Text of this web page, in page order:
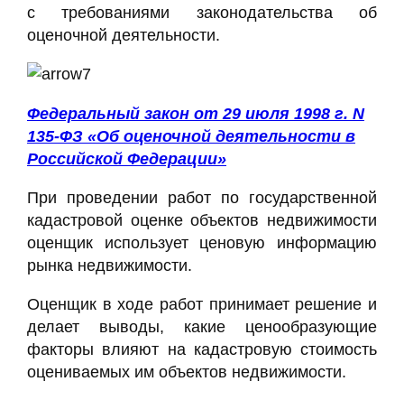
с требованиями законодательства об
оценочной деятельности.
Федеральный закон от 29 июля 1998 г. N
135-ФЗ «Об оценочной деятельности в
Российской Федерации»
При проведении работ по государственной
кадастровой оценке объектов недвижимости
оценщик использует ценовую информацию
рынка недвижимости.
Оценщик в ходе работ принимает решение и
делает выводы, какие ценообразующие
факторы влияют на кадастровую стоимость
оцениваемых им объектов недвижимости.